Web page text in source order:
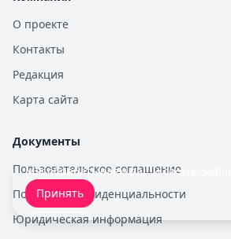
О проекте
Контакты
Редакция
Карта сайта
Документы
Пользовательское соглашение
Политика конфиденциальности
Юридическая информация
Мы обрабатываем ваши cookie-файлы
Принять